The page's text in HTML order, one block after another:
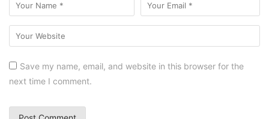
Save my name, email, and website in this browser for the
next time I comment.